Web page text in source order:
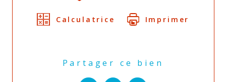
Calculatrice Imprimer
Partager ce bien